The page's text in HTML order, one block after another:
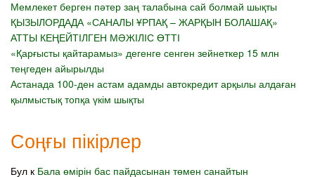
Мемлекет берген пәтер заң талабына сай болмай шықты
ҚЫЗЫЛОРДАДА «САНАЛЫ ҰРПАҚ – ЖАРҚЫН БОЛАШАҚ»
АТТЫ КЕҢЕЙТІЛГЕН МӘЖІЛІС ӨТТІ
«Қарғысты қайтарамыз» дегенге сенген зейнеткер 15 млн
теңгеден айырылды
Астанада 100-ден астам адамды автокредит арқылы алдаған
қылмыстық топқа үкім шықты
Соңғы пікірлер
Бул к Бала өмірін бас пайдасынан төмен санайтын